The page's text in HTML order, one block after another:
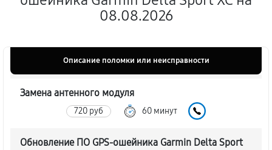
08.08.2026
Описание поломки или неисправности
Замена антенного модуля
720 руб 60 минут
Обновление ПО GPS-ошейника Garmin Delta Sport